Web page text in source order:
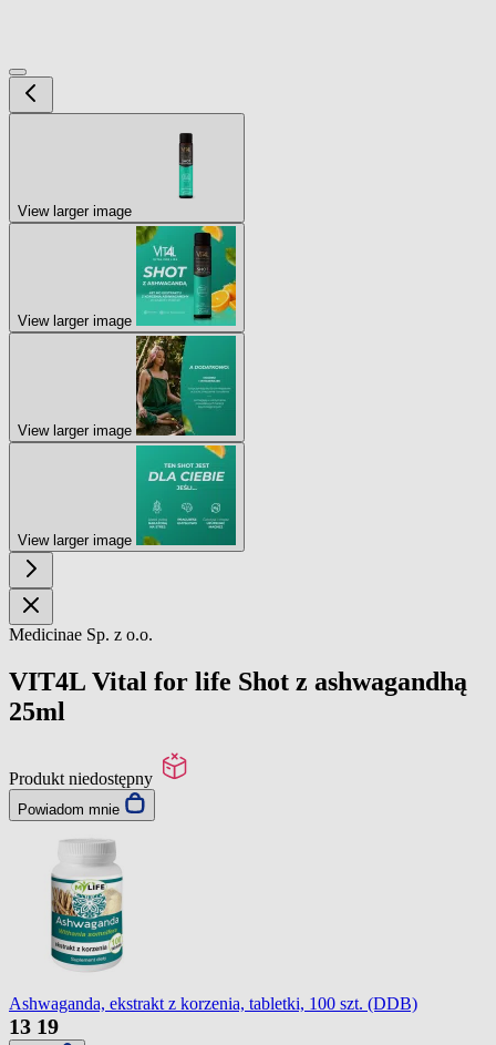
View larger image
View larger image
View larger image
View larger image
Medicinae Sp. z o.o.
VIT4L Vital for life Shot z ashwagandhą
25ml
Produkt niedostępny
Powiadom mnie
Ashwaganda, ekstrakt z korzenia, tabletki, 100 szt. (DDB)
13 19